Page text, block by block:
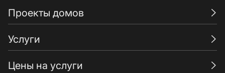
Проекты домов
Услуги
Цены на услуги